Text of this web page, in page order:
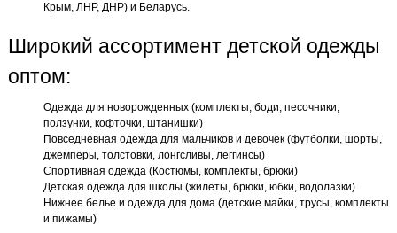
Крым, ЛНР, ДНР) и Беларусь.
Широкий ассортимент детской одежды
оптом:
Одежда для новорожденных (комплекты, боди, песочники,
ползунки, кофточки, штанишки)
Повседневная одежда для мальчиков и девочек (футболки, шорты,
джемперы, толстовки, лонгсливы, леггинсы)
Спортивная одежда (Костюмы, комплекты, брюки)
Детская одежда для школы (жилеты, брюки, юбки, водолазки)
Нижнее белье и одежда для дома (детские майки, трусы, комплекты
и пижамы)